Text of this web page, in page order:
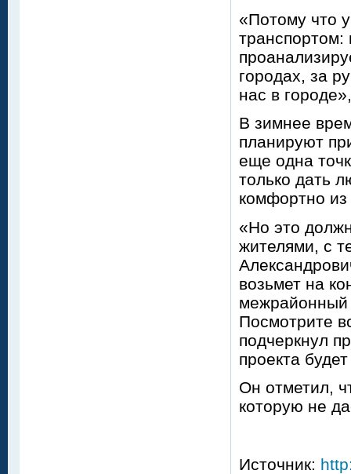
«Потому что
транспортом:
городах, за
нас в
В зимнее
планируют
еще одна
только дать
комфортно
«Но это
жителями, с
возьмет на
межрайонный
Посмотрите
подчеркнул
проекта
Он отметил,
которую не
Источник: